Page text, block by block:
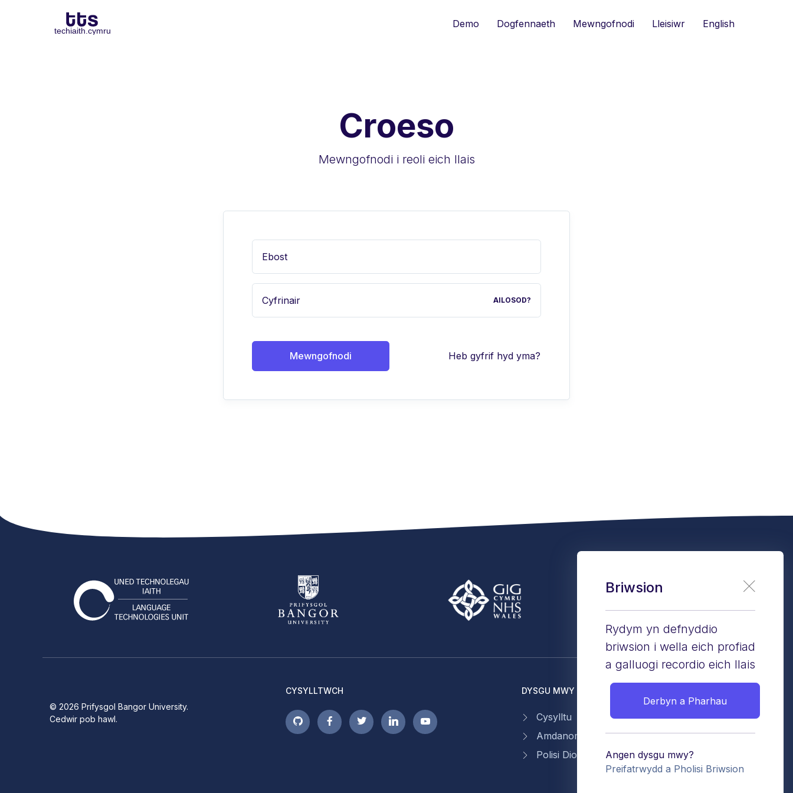
Demo Dogfennaeth Mewngofnodi Lleisiwr English
Croeso
Mewngofnodi i reoli eich llais
Ebost
Cyfrinair AILOSOD?
Mewngofnodi Heb gyfrif hyd yma?
© 2026 Prifysgol Bangor University.
Cedwir pob hawl.
CYSYLLTWCH DYSGU MWY
Cysylltu
Amdanom
Polisi Diogelwch Gwybodaeth
Briwsion
Rydym yn defnyddio
briwsion i wella eich profiad
a galluogi recordio eich llais
Derbyn a Pharhau
Angen dysgu mwy?
Preifatrwydd a Pholisi Briwsion